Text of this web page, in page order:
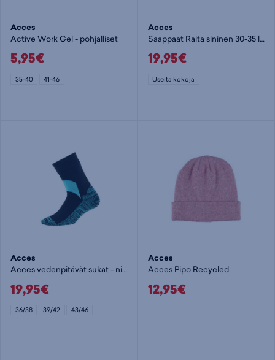
Acces
Active Work Gel - pohjalliset
5,95€
35-40 41-46
Acces
Saappaat Raita sininen 30-35 lajitelma - lasten kumisaapas
19,95€
Useita kokoja
Acces
Acces vedenpitävät sukat - nilkkasukat
19,95€
36/38 39/42 43/46
Acces
Acces Pipo Recycled
12,95€